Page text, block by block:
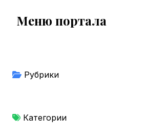
Меню портала
Рубрики
Категории